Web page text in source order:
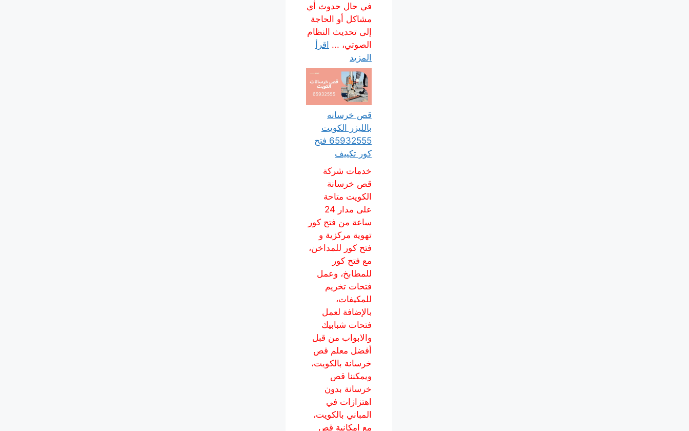
في حال حدوث أي
مشاكل أو الحاجة
إلى تحديث النظام
الصوتي، ... اقرأ
المزيد
قص خرسانه
بالليزر الكويت
65932555 فتح
كور تكييف
خدمات شركة
قص خرسانة
الكويت متاحة
على مدار 24
ساعة من فتح كور
تهوية مركزية و
فتح كور للمداخن،
مع فتح كور
للمطابخ، وعمل
فتحات تخريم
للمكيفات،
بالإضافة لعمل
فتحات شبابيك
والابواب من قبل
أفضل معلم قص
خرسانة بالكويت،
ويمكننا قص
خرسانة بدون
اهتزازات في
المباني بالكويت،
مع امكانية قص